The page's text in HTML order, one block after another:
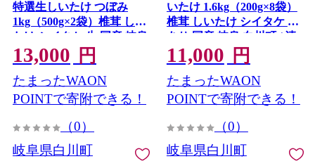
特選生しいたけ つぼみ
1kg（500g×2袋）椎茸 しい
たけ シイタケ 生 国産 岐阜
白川町 / 清水しいたけ園
[AWAY005]
13,000 円
たまったWAON
POINTで寄附できる！
（0）
岐阜県白川町
いたけ 1.6kg（200g×8袋）
椎茸 しいたけ シイタケ 訳
あり 国産 岐阜 白川町 / 清
水しいたけ園 [AWAY004]
11,000 円
たまったWAON
POINTで寄附できる！
（0）
岐阜県白川町